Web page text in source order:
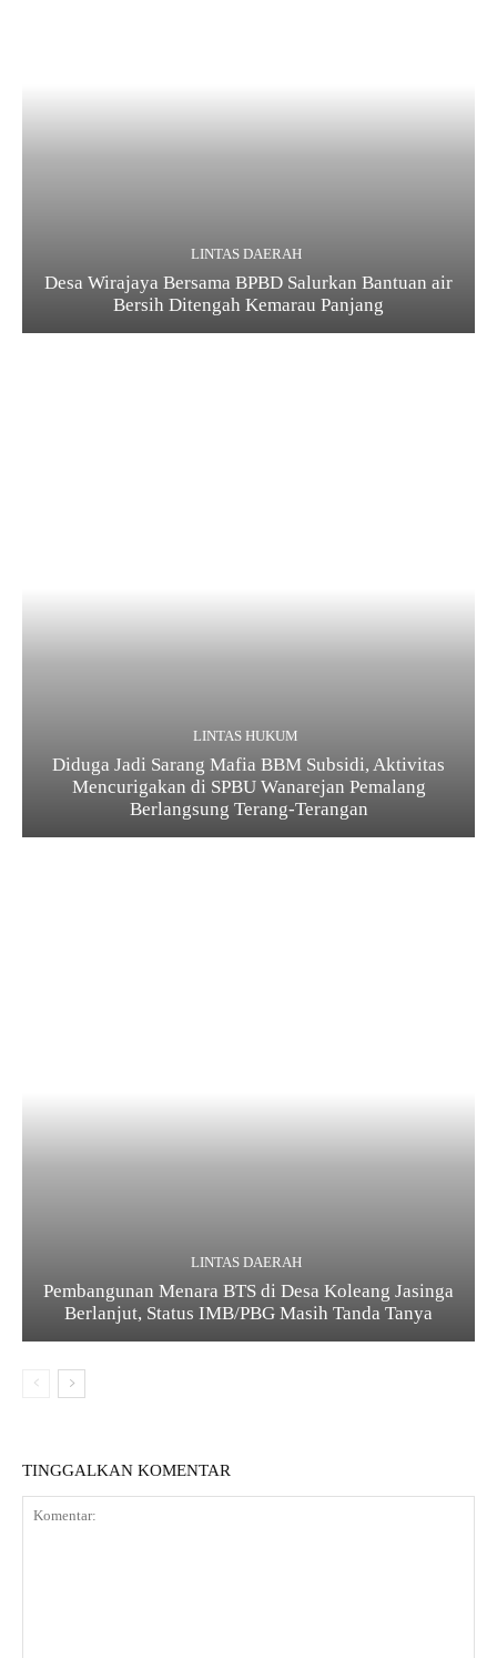
LINTAS DAERAH
Desa Wirajaya Bersama BPBD Salurkan Bantuan air
Bersih Ditengah Kemarau Panjang
LINTAS HUKUM
Diduga Jadi Sarang Mafia BBM Subsidi, Aktivitas
Mencurigakan di SPBU Wanarejan Pemalang
Berlangsung Terang-Terangan
LINTAS DAERAH
Pembangunan Menara BTS di Desa Koleang Jasinga
Berlanjut, Status IMB/PBG Masih Tanda Tanya
TINGGALKAN KOMENTAR